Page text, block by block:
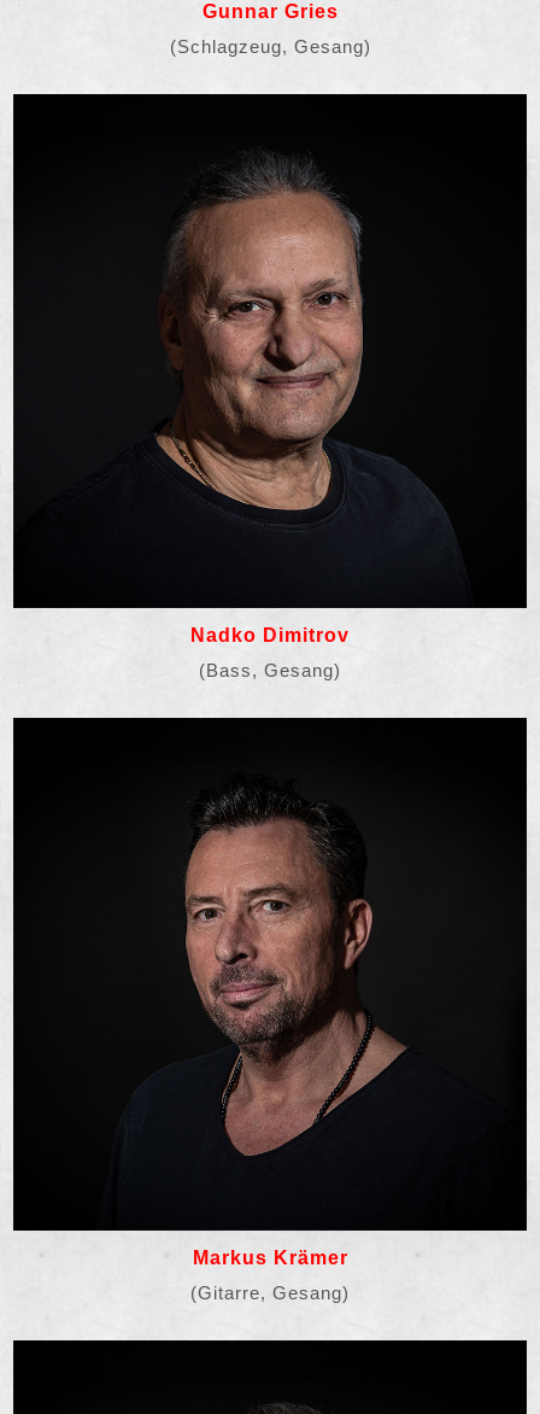
Gunnar Gries
(Schlagzeug, Gesang)
Nadko Dimitrov
(Bass, Gesang)
Markus Krämer
(Gitarre, Gesang)